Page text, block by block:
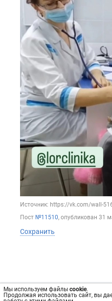
Мы используем файлы cookie.
Продолжая использовать сайт, вы
Источник: https://vk.com/wall-
Пост №11510, опубликован 31
Сохранить